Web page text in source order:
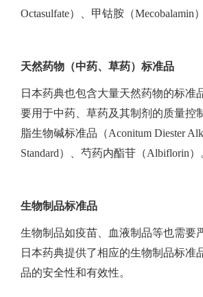
Octasulfate）、甲钴胺（Mecobalamin）
天然药物（中药、草药）标准品
日本药典也包含大量天然药物的标准
要用于中药、草药及其制剂的质量控
脂生物碱标准品（Aconitum Diester
Standard）、芍药内酯苷（Albiflorin）
生物制品标准品
生物制品如疫苗、血液制品等也需要
日本药典提供了相应的生物制品标准
品的安全性和有效性。